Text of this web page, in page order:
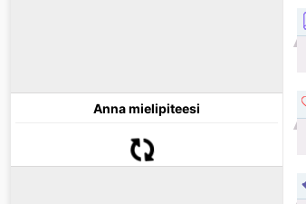
Anna mielipiteesi